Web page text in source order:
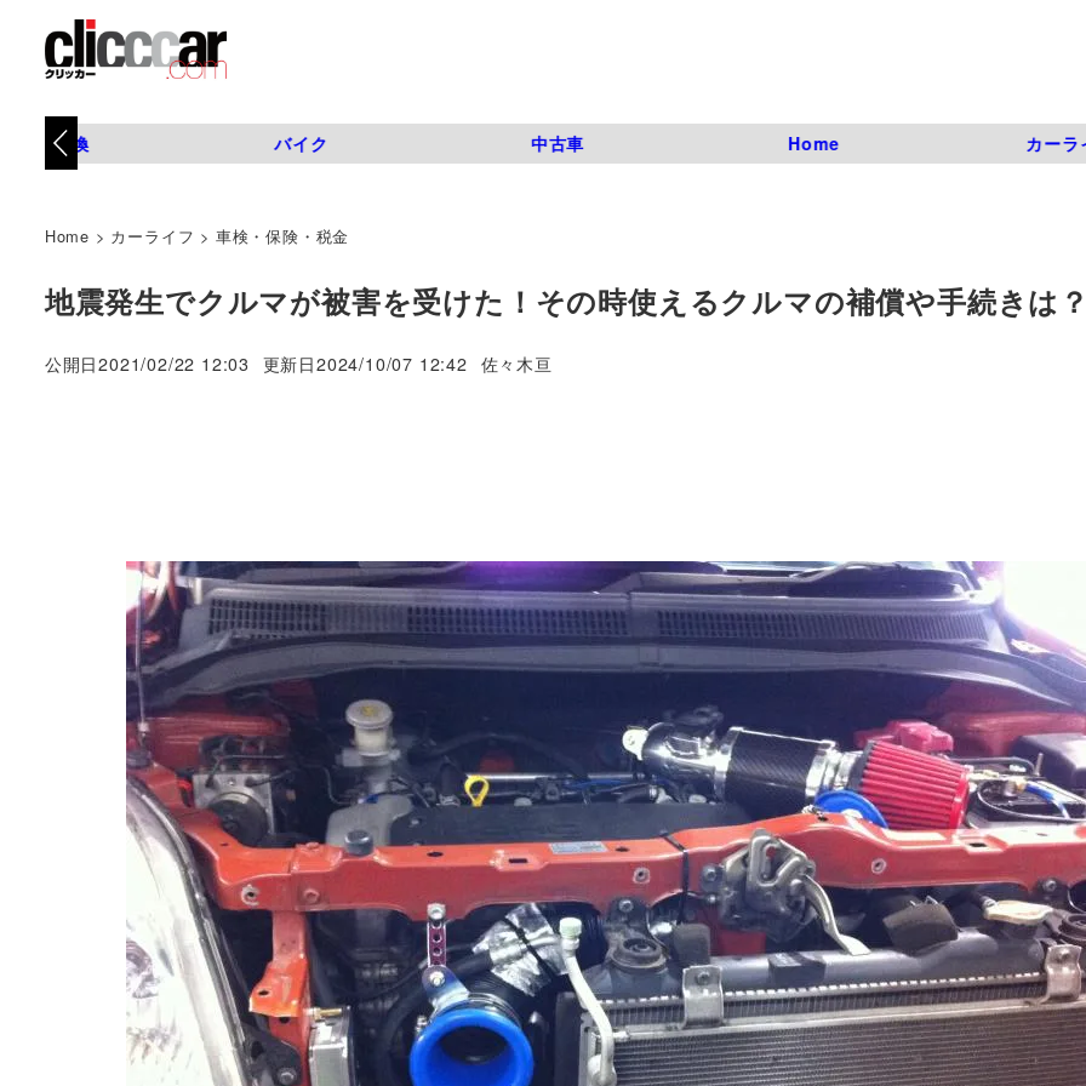
タイヤ交換 バイク 中古車 Home カーラ
Home > カーライフ > 車検・保険・税金
地震発生でクルマが被害を受けた！その時使えるクルマの補償や手続きは
公開日2021/02/22 12:03 更新日2024/10/07 12:42 著
佐々木亘